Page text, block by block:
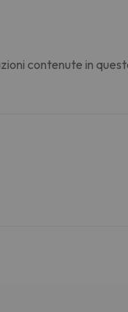
contenute in